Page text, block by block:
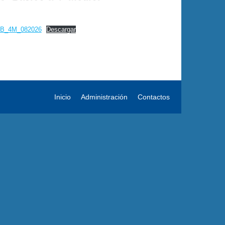
Descargar
Inicio Administración Contactos